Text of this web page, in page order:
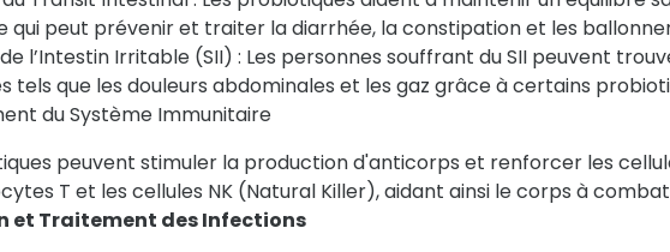
qui peut prévenir et traiter la diarrhée, la constipation et les
l’Intestin Irritable (SII) : Les personnes souffrant du SII peuvent
tels que les douleurs abdominales et les gaz grâce à certains
du Système Immunitaire
peuvent stimuler la production d'anticorps et renforcer les
T et les cellules NK (Natural Killer), aidant ainsi le corps à
et Traitement des Infections